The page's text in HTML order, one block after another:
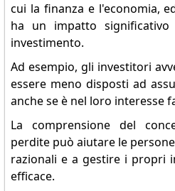
cui la finanza e l'economia,
ha un impatto
investimento.
Ad esempio, gli investitori
essere meno disposti ad
anche se è nel loro interesse
La comprensione del
perdite può aiutare le
razionali e a gestire i propri
efficace.